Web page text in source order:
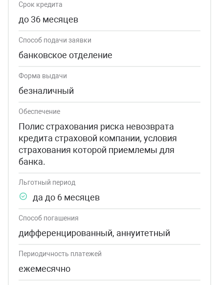
Срок кредита
до 36 месяцев
Способ подачи заявки
банковское отделение
Форма выдачи
безналичный
Обеспечение
Полис страхования риска невозврата
кредита страховой компании, условия
страхования которой приемлемы для
банка.
Льготный период
да до 6 месяцев
Способ погашения
дифференцированный, аннуитетный
Периодичность платежей
ежемесячно